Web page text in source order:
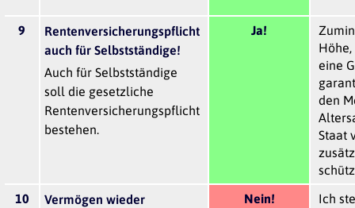
9
Rentenversicherungspflicht
auch für Selbstständige!
Auch für Selbstständige
soll die gesetzliche
Rentenversicherungspflicht
bestehen.
Ja!
eine
den
Staat
10
Vermögen wieder
Nein!
Ich